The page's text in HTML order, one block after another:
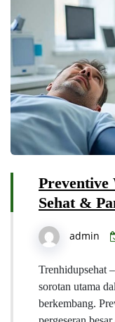
Preventive
Sehat &
admin
Trenhidupsehat
sorotan utama
berkembang.